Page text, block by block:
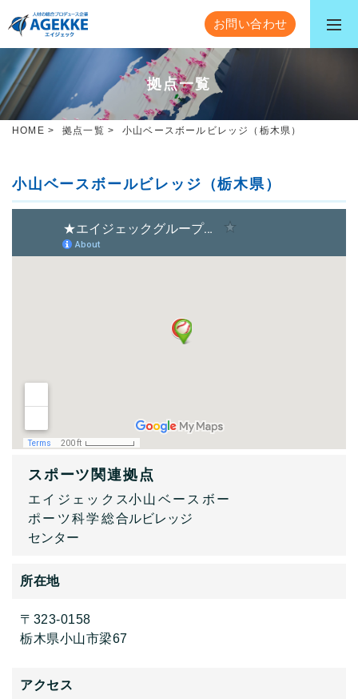
お問い合わせ
拠点一覧
HOME > 拠点一覧 > 小山ベースボールビレッジ（栃木県）
小山ベースボールビレッジ（栃木県）
スポーツ関連拠点
エイジェックス
ポーツ科学総合
センター
小山ベースボー
ルビレッジ
所在地
〒323-0158
栃木県小山市梁67
アクセス